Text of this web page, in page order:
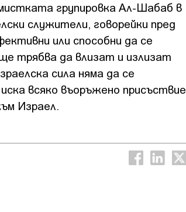
групировка Ал-Шабаб в
служители, говорейки пред
или способни да се
трябва да влизат и излизат
сила няма да се
всяко въоръжено присъствие
Израел.